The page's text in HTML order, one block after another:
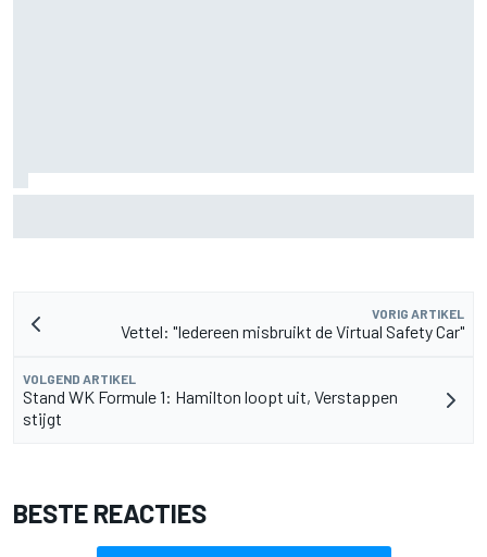
VORIG ARTIKEL
Vettel: "Iedereen misbruikt de Virtual Safety Car"
VOLGEND ARTIKEL
Stand WK Formule 1: Hamilton loopt uit, Verstappen
stijgt
BESTE REACTIES